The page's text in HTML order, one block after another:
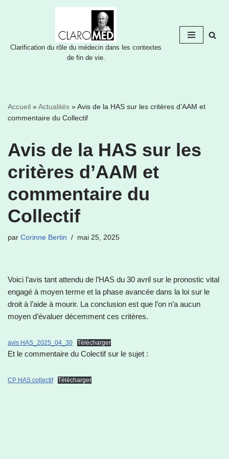
contenu
Clarification du rôle du médecin dans les contextes
de fin de vie.
Accueil »Actualités »Avis de la HAS sur les critères d’AAM et
commentaire du Collectif
Avis de la HAS sur les
critères d’AAM et
commentaire du
Collectif
par Corinne Bertin mai 25, 2025
Voici l’avis tant attendu de l’HAS du 30 avril sur le pronostic vital
engagé à moyen terme et la phase avancée dans la loi sur le
droit à l’aide à mourir. La conclusion est que l’on n’a aucun
moyen d’évaluer décemment ces critères.
avis HAS_2025_04_30 Télécharger
Et le commentaire du Colectif sur le sujet :
CP HAS collectif Télécharger